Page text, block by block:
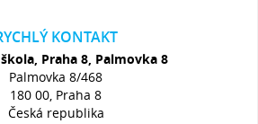
KONTAKT
Praha 8, Palmovka 8
Palmovka 8/468
180 00, Praha 8
Česká republika